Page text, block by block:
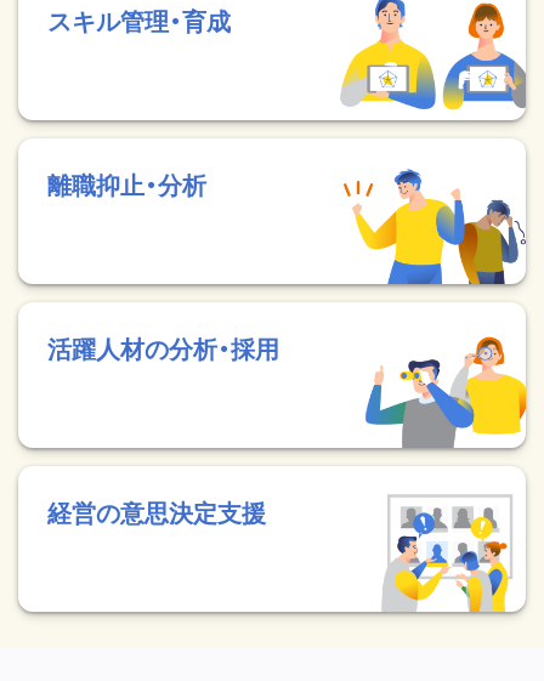
スキル管理・育成
離職抑止・分析
活躍人材の分析・採用
経営の意思決定支援